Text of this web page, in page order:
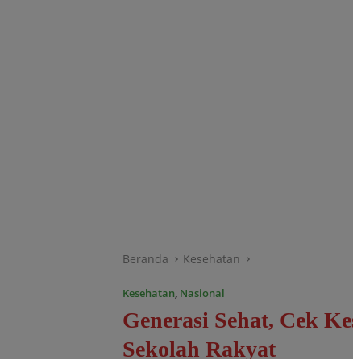
Beranda Kesehatan
Kesehatan, Nasional
Generasi Sehat, Cek
Sekolah Rakyat